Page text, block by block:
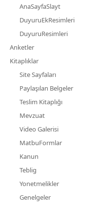
AnaSayfaSlayt
DuyuruEkResimleri
DuyuruResimleri
Anketler
Kitaplıklar
Site Sayfaları
Paylaşılan Belgeler
Teslim Kitaplığı
Mevzuat
Video Galerisi
MatbuFormlar
Kanun
Teblig
Yonetmelikler
Genelgeler